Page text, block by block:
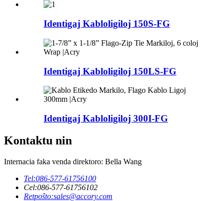
Identigaj Kabloligiloj 150S-FG
Identigaj Kabloligiloj 150LS-FG
Identigaj Kabloligiloj 300I-FG
Kontaktu nin
Internacia faka venda direktoro: Bella Wang
Tel:086-577-61756100
Cel:086-577-61756102
Retpoŝto:sales@accory.com